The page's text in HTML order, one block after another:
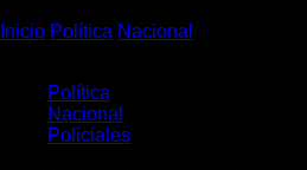
Inicio Política Nacional
Política
Nacional
Policiales